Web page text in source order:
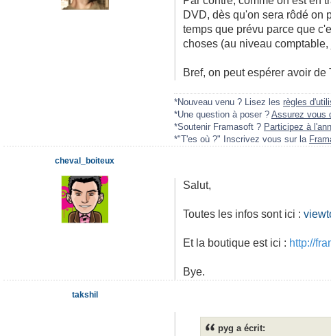
DVD, dès qu'on sera rôdé on
temps que prévu parce que
choses (au niveau
Bref, on peut espérer avoir de
*Nouveau venu ? Lisez les règles
*Une question à poser ? Assurez vous
*Soutenir Framasoft ? Participez à
*"T'es où ?" Inscrivez vous sur la
Salut,
Toutes les infos sont ici :
Et la boutique est ici : http://
Bye.
cheval_boiteux
pyg a écrit:
takshil